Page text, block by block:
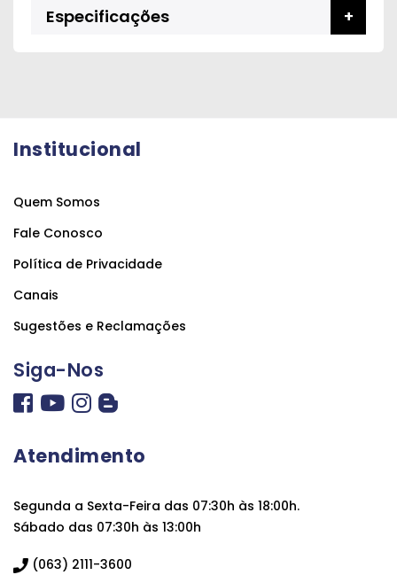
Especificações
Institucional
Quem Somos
Fale Conosco
Política de Privacidade
Canais
Sugestões e Reclamações
Siga-Nos
Atendimento
Segunda a Sexta-Feira das 07:30h às 18:00h.
Sábado das 07:30h às 13:00h
(063) 2111-3600